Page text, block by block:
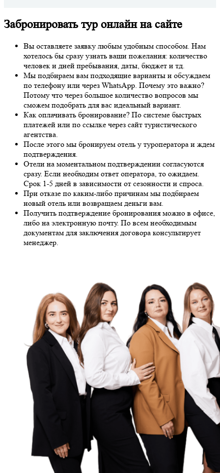
Забронировать тур онлайн на сайте
Вы оставляете заявку любым удобным способом. Нам
хотелось бы сразу узнать ваши пожелания: количество
человек и дней пребывания, даты, бюджет и тд.
Мы подбираем вам подходящие варианты и обсуждаем
по телефону или через WhatsApp. Почему это важно?
Потому что через большое количество вопросов мы
сможем подобрать для вас идеальный вариант.
Как оплачивать бронирование? По системе быстрых
платежей или по ссылке через сайт туристического
агентства.
После этого мы бронируем отель у туроператора и ждем
подтверждения.
Отели на моментальном подтверждении согласуются
сразу. Если необходим ответ оператора, то ожидаем.
Срок 1-5 дней в зависимости от сезонности и спроса.
При отказе по каким-либо причинам мы подбираем
новый отель или возвращаем деньги вам.
Получить подтверждение бронирования можно в офисе,
либо на электронную почту. По всем необходимым
документам для заключения договора консультирует
менеджер.